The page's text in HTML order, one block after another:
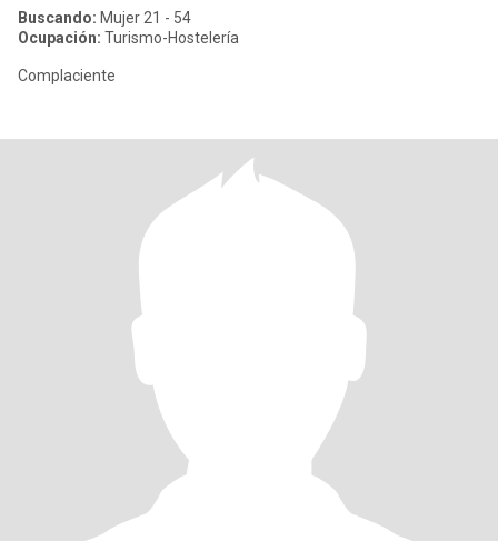
Buscando: Mujer 21 - 54
Ocupación: Turismo-Hostelería
Complaciente